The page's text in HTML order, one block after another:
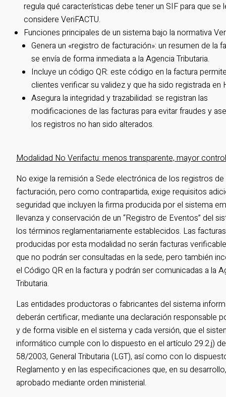
regula qué características debe tener un SIF para que se
considere VeriFACTU.
Funciones principales de un sistema bajo la normativa
Genera un «registro de facturación»: un resumen de la
se envía de forma inmediata a la Agencia Tributaria.
Incluye un código QR: este código en la factura
clientes verificar su validez y que ha sido registrada en
Asegura la integridad y trazabilidad: se registran las
modificaciones de las facturas para evitar fraudes y
los registros no han sido alterados.
Modalidad No Verifactu: menos transparente, mayor
No exige la remisión a Sede electrónica de los registros de
facturación, pero como contrapartida, exige requisitos
seguridad que incluyen la firma producida por el sistema
llevanza y conservación de un “Registro de Eventos” del
los términos reglamentariamente establecidos. Las facturas
producidas por esta modalidad no serán facturas
que no podrán ser consultadas en la sede, pero también
el Código QR en la factura y podrán ser comunicadas a la
Tributaria.
Las entidades productoras o fabricantes del sistema
deberán certificar, mediante una declaración responsable
y de forma visible en el sistema y cada versión, que el
informático cumple con lo dispuesto en el artículo 29.2.j)
58/2003, General Tributaria (LGT), así como con lo
Reglamento y en las especificaciones que, en su
aprobado mediante orden ministerial.